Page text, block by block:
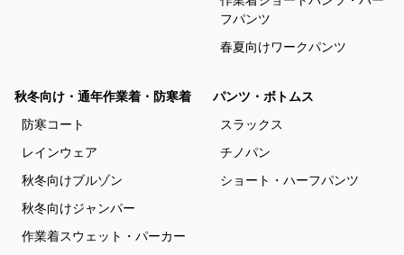
フパンツ
春夏向けワークパンツ
秋冬向け・通年作業着・防寒着
防寒コート
レインウェア
秋冬向けブルゾン
秋冬向けジャンパー
作業着スウェット・パーカー
パンツ・ボトムス
スラックス
チノパン
ショート・ハーフパンツ